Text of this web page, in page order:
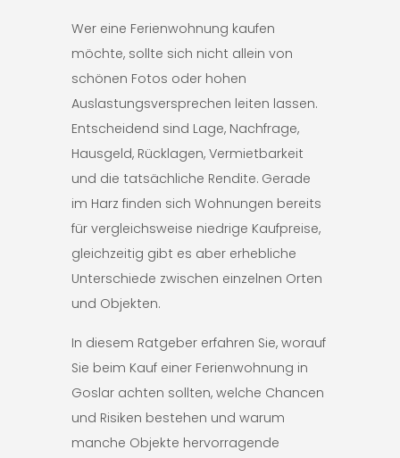
Wer eine Ferienwohnung kaufen
möchte, sollte sich nicht allein von
schönen Fotos oder hohen
Auslastungsversprechen leiten lassen.
Entscheidend sind Lage, Nachfrage,
Hausgeld, Rücklagen, Vermietbarkeit
und die tatsächliche Rendite. Gerade
im Harz finden sich Wohnungen bereits
für vergleichsweise niedrige Kaufpreise,
gleichzeitig gibt es aber erhebliche
Unterschiede zwischen einzelnen Orten
und Objekten.
In diesem Ratgeber erfahren Sie, worauf
Sie beim Kauf einer Ferienwohnung in
Goslar achten sollten, welche Chancen
und Risiken bestehen und warum
manche Objekte hervorragende